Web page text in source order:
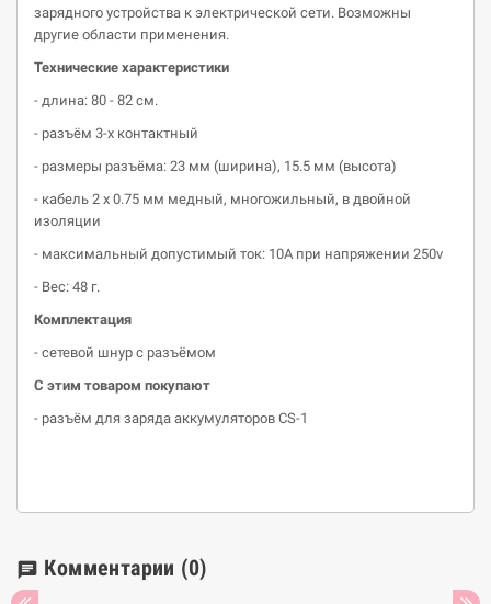
зарядного устройства к электрической сети. Возможны
другие области применения.
Технические характеристики
- длина: 80 - 82 см.
- разъём 3-х контактный
- размеры разъёма: 23 мм (ширина), 15.5 мм (высота)
- кабель 2 х 0.75 мм медный, многожильный, в двойной
изоляции
- максимальный допустимый ток: 10А при напряжении 250v
- Вес: 48 г.
Комплектация
- сетевой шнур с разъёмом
С этим товаром покупают
- разъём для заряда аккумуляторов CS-1
chat Комментарии (0)